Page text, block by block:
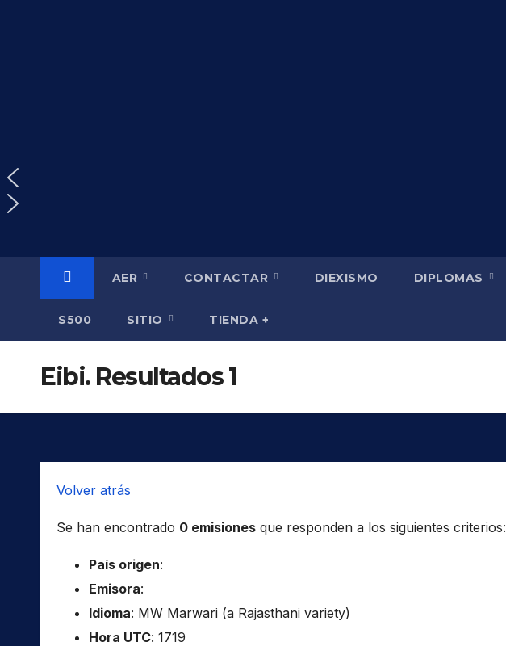
AER CONTACTAR DIEXISMO DIPLOMAS
S500 SITIO TIENDA +
Eibi. Resultados 1
Volver atrás
Se han encontrado 0 emisiones que responden a los siguientes criterios:
País origen:
Emisora:
Idioma: MW Marwari (a Rajasthani variety)
Hora UTC: 1719